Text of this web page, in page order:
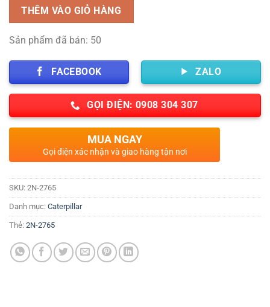
THÊM VÀO GIỎ HÀNG
Sản phẩm đã bán: 50
FACEBOOK ZALO
GỌI ĐIỆN: 0908 304 307
MUA NGAY
Gọi điện xác nhận và giao hàng tận nơi
SKU: 2N-2765
Danh mục: Caterpillar
Thẻ: 2N-2765